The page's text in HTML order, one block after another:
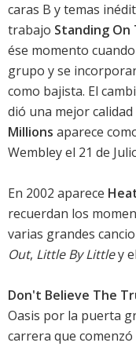
caras B y temas
trabajo Standing On
ése momento
grupo y se
como bajista. El
dió una mejor
Millions aparece
Wembley el 21 de
En 2002 aparece
recuerdan los
varias grandes
Out, Little By Littley
Don't Believe The
Oasis por la puerta
carrera que